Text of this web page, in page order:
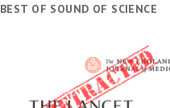
BEST OF SOUND OF SCIENCE